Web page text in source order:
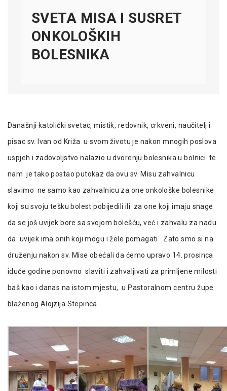
SVETA MISA I SUSRET
ONKOLOŠKIH
BOLESNIKA
Današnji katolički svetac, mistik, redovnik, crkveni, naučitelj i
pisac sv. Ivan od Križa u svom životu je nakon mnogih poslova
uspjeh i zadovoljstvo nalazio u dvorenju bolesnika u bolnici te
nam je tako postao putokaz da ovu sv. Misu zahvalnicu
slavimo ne samo kao zahvalnicu za one onkološke bolesnike
koji su svoju tešku bolest pobijedili ili za one koji imaju snage
da se još uvijek bore sa svojom bolešću, već i zahvalu za nadu
da uvijek ima onih koji mogu i žele pomagati. Zato smo si na
druženju nakon sv. Mise obećali da ćemo upravo 14. prosinca
iduće godine ponovno slaviti i zahvaljivati za primljene milosti
baš kao i danas na istom mjestu, u Pastoralnom centru župe
blaženog Alojzija Stepinca.